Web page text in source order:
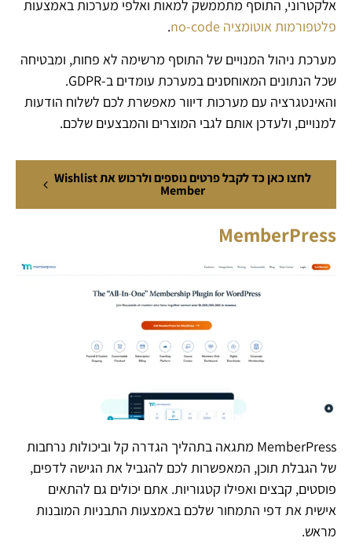
אלקטרוני, התוסף מתממשק למאות ואלפי מערכות באמצעות
פלטפורמות אוטומציה no-code
.
מערכת ניהול המנויים של התוסף מרשימה לא פחות, ומבטיחה
שכל הנתונים המאוחסנים במערכת עומדים ב-GDPR.
והאינטגרציה עם מערכות דיוור מאפשרת לכם לשלוח הודעות
למנויים, ולעדכן אותם לגבי המוצרים והמבצעים שלכם.
לחצו כאן כד לקבל פרטים נוספים ולרכוש את Wishlist
Member
MemberPress
MemberPress מתגאה בתהליך הגדרה קל וביכולות נרחבות
של הגבלת תוכן, המאפשרות לכם להגביל את הגישה לדפים,
פוסטים, קבצים ואפילו קטגוריות. אתם יכולים גם להתאים
אישית את דפי התמחור שלכם באמצעות התבניות המובנות
מראש.